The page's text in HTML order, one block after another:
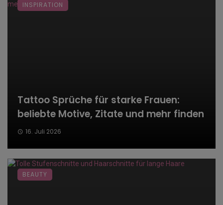
Tattoo Sprüche für starke Frauen:
beliebte Motive, Zitate und mehr finden
16. Juli 2026
INSPIRATION
BEAUTY